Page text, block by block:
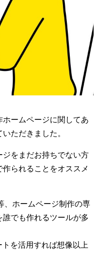
ームページに関してあ
ただきました。
をまだお持ちでない方
られることをオススメ
、ホームページ制作の専
でも作れるツールが多
を活用すれば想像以上